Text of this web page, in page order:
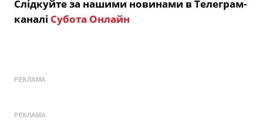
Слідкуйте за нашими новинами в Телеграм-
каналі Субота Онлайн
РЕКЛАМА
РЕКЛАМА